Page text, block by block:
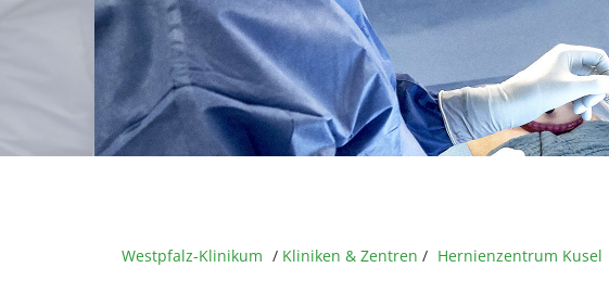
Westpfalz-Klinikum / Kliniken & Zentren / Hernienzentrum Kusel